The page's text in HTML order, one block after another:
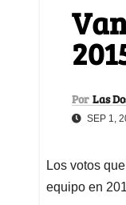
Por Las
SEP 1,
Los votos
equipo en